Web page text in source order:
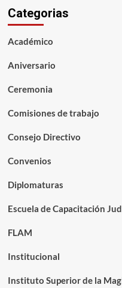
Categorias
Académico
Aniversario
Ceremonia
Comisiones de trabajo
Consejo Directivo
Convenios
Diplomaturas
Escuela de Capacitación
FLAM
Institucional
Instituto Superior de la